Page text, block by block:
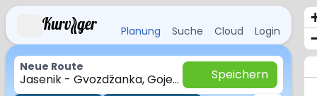
Planung Suche Cloud Login
Neue Route
Jasenik - Gvozdžanka, Gojevići Speichern